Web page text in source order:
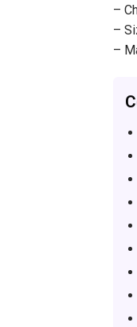
–
–
–